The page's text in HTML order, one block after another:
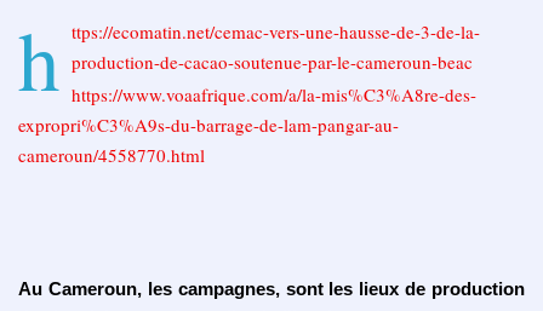
h ttps://ecomatin.net/cemac-vers-une-hausse-de-3-de-la-
production-de-cacao-soutenue-par-le-cameroun-beac
https://www.voaafrique.com/a/la-mis%C3%A8re-des-
expropri%C3%A9s-du-barrage-de-lam-pangar-au-
cameroun/4558770.html
Au Cameroun, les campagnes, sont les lieux de production